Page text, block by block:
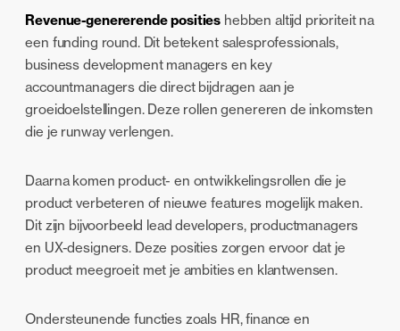
Revenue-genererende posities hebben altijd prioriteit na
een funding round. Dit betekent salesprofessionals,
business development managers en key
accountmanagers die direct bijdragen aan je
groeidoelstellingen. Deze rollen genereren de inkomsten
die je runway verlengen.
Daarna komen product- en ontwikkelingsrollen die je
product verbeteren of nieuwe features mogelijk maken.
Dit zijn bijvoorbeeld lead developers, productmanagers
en UX-designers. Deze posities zorgen ervoor dat je
product meegroeit met je ambities en klantwensen.
Ondersteunende functies zoals HR, finance en